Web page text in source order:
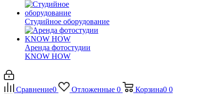
Студийное оборудование
Аренда фотостудии
KNOW HOW
Сравнение0 Отложенные 0 Корзина0 0